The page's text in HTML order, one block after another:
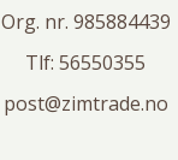
Org. nr. 985884439
Tlf: 56550355
post@zimtrade.no